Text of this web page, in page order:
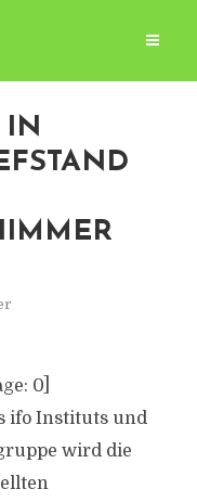
IN
0]
ifo Instituts und
wird die